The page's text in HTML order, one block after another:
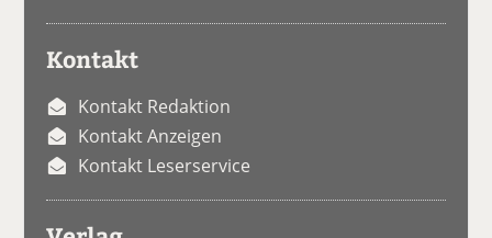
Kontakt
Kontakt Redaktion
Kontakt Anzeigen
Kontakt Leserservice